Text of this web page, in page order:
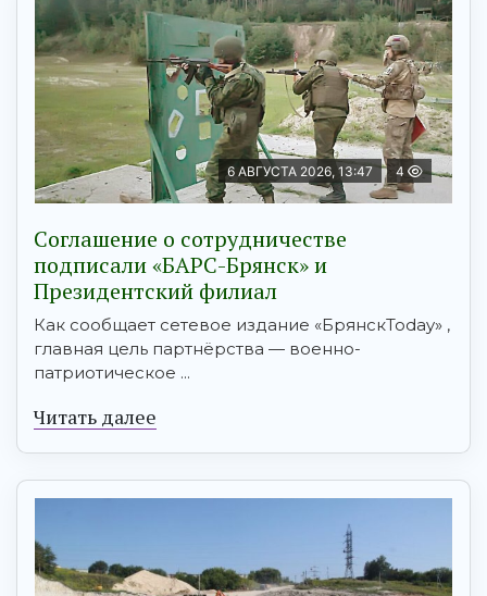
6 АВГУСТА 2026, 13:47 4
Соглашение о сотрудничестве
подписали «БАРС-Брянск» и
Президентский филиал
Как сообщает сетевое издание «БрянскToday» ,
главная цель партнёрства — военно-
патриотическое ...
Читать далее